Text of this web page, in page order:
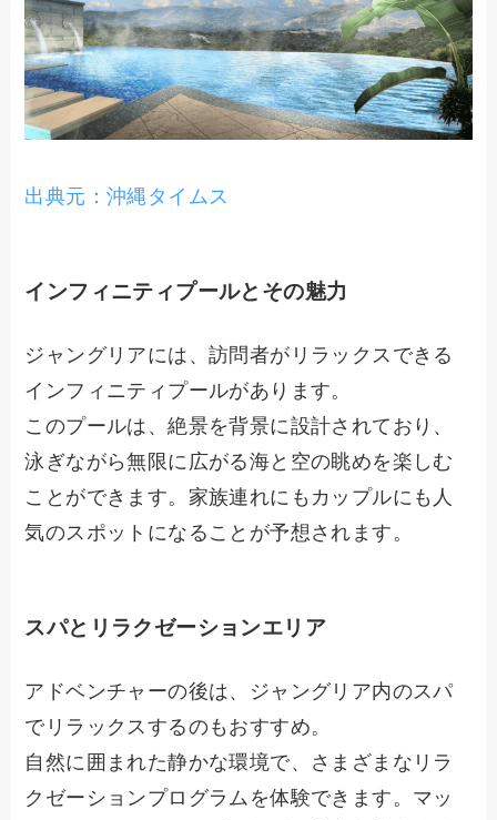
出典元：沖縄タイムス
インフィニティプールとその魅力
ジャングリアには、訪問者がリラックスできる
インフィニティプールがあります。
このプールは、絶景を背景に設計されており、
泳ぎながら無限に広がる海と空の眺めを楽しむ
ことができます。家族連れにもカップルにも人
気のスポットになることが予想されます。
スパとリラクゼーションエリア
アドベンチャーの後は、ジャングリア内のスパ
でリラックスするのもおすすめ。
自然に囲まれた静かな環境で、さまざまなリラ
クゼーションプログラムを体験できます。マッ